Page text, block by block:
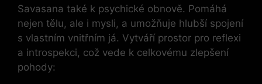
Savasana také k psychické obnově. Pomáhá
nejen tělu, ale i mysli, a umožňuje hlubší spojení
s vlastním vnitřním já. Vytváří prostor pro reflexi
a introspekci, což vede k celkovému zlepšení
pohody: